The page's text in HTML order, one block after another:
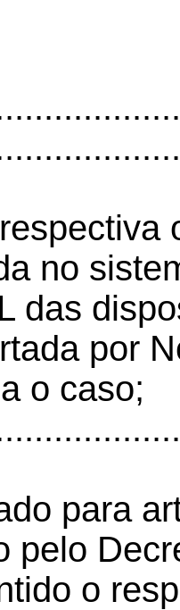
no
das
por
o caso;
para
pelo
o